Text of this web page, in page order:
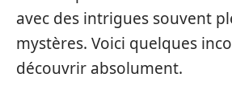
avec des intrigues souvent
mystères. Voici quelques
découvrir absolument.